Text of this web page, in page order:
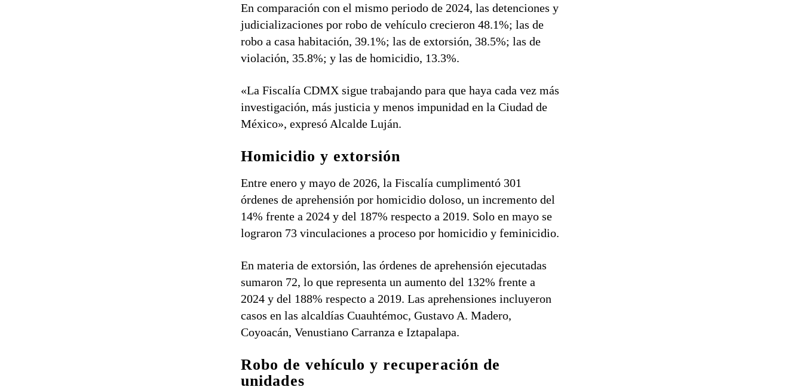
En comparación con el mismo periodo de 2024, las detenciones y
judicializaciones por robo de vehículo crecieron 48.1%; las de
robo a casa habitación, 39.1%; las de extorsión, 38.5%; las de
violación, 35.8%; y las de homicidio, 13.3%.
«La Fiscalía CDMX sigue trabajando para que haya cada vez más
investigación, más justicia y menos impunidad en la Ciudad de
México», expresó Alcalde Luján.
Homicidio y extorsión
Entre enero y mayo de 2026, la Fiscalía cumplimentó 301
órdenes de aprehensión por homicidio doloso, un incremento del
14% frente a 2024 y del 187% respecto a 2019. Solo en mayo se
lograron 73 vinculaciones a proceso por homicidio y feminicidio.
En materia de extorsión, las órdenes de aprehensión ejecutadas
sumaron 72, lo que representa un aumento del 132% frente a
2024 y del 188% respecto a 2019. Las aprehensiones incluyeron
casos en las alcaldías Cuauhtémoc, Gustavo A. Madero,
Coyoacán, Venustiano Carranza e Iztapalapa.
Robo de vehículo y recuperación de
unidades